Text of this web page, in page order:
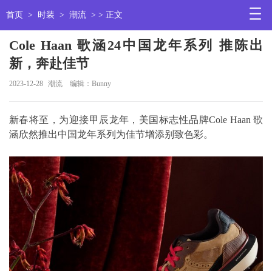
首页 > 时装 > 潮流 > > 正文
Cole Haan 歌涵24中国龙年系列 推陈出
新，奔赴佳节
2023-12-28 潮流 编辑：Bunny
新春将至，为迎接甲辰龙年，美国标志性品牌Cole Haan 歌
涵欣然推出中国龙年系列为佳节增添别致色彩。